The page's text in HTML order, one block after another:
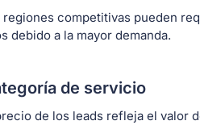
regiones competitivas pueden
debido a la mayor demanda.
de servicio
de los leads refleja el valor